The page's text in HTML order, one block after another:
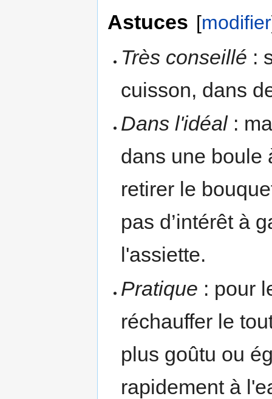
Astuces [modifier
Très conseillé :
cuisson, dans
Dans l'idéal:
dans une boule
retirer le
pas d’intérêt à
l'assiette.
Pratique : pour
réchauffer le
plus goûtu ou
rapidement à